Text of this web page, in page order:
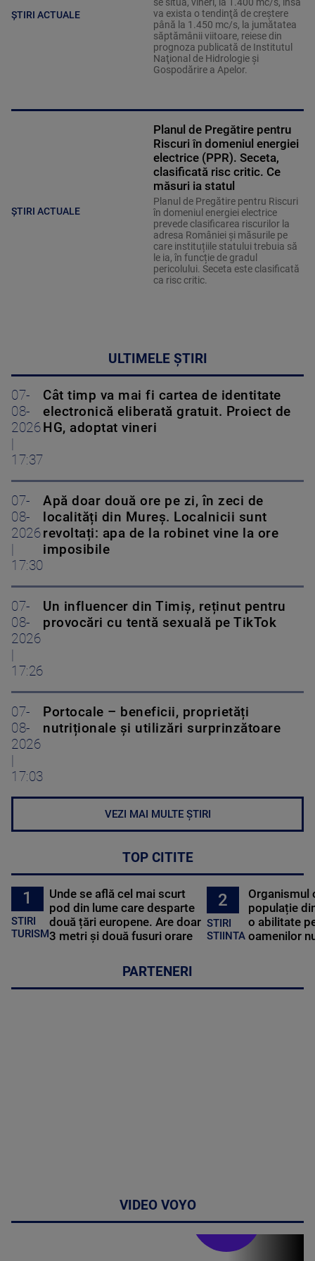
ȘTIRI ACTUALE
va exista o tendinţă de creştere
până la 1.450 mc/s, la jumătatea
săptămânii viitoare, reiese din
prognoza publicată de Institutul
Naţional de Hidrologie şi
Gospodărire a Apelor.
ȘTIRI ACTUALE
Planul de Pregătire pentru
Riscuri în domeniul energiei
electrice (PPR). Seceta,
clasificată risc critic. Ce
măsuri ia statul
Planul de Pregătire pentru Riscuri
în domeniul energiei electrice
prevede clasificarea riscurilor la
adresa României și măsurile pe
care instituțiile statului trebuia să
le ia, în funcție de gradul
pericolului. Seceta este clasificată
ca risc critic.
ULTIMELE ȘTIRI
07-
08-
2026
17:37
Cât timp va mai fi cartea de identitate
electronică eliberată gratuit. Proiect de
HG, adoptat vineri
07-
08-
2026
17:30
Apă doar două ore pe zi, în zeci de
localități din Mureș. Localnicii sunt
revoltați: apa de la robinet vine la ore
imposibile
07-
08-
2026
17:26
Un influencer din Timiș, reținut pentru
provocări cu tentă sexuală pe TikTok
07-
08-
2026
17:03
Portocale – beneficii, proprietăți
nutriționale și utilizări surprinzătoare
VEZI MAI MULTE ȘTIRI
TOP CITITE
1
STIRI
TURISM
Unde se află cel mai scurt
pod din lume care desparte
două țări europene. Are doar
3 metri și două fusuri orare
2
STIRI
STIINTA
Organismul
populație
o abilitate
oamenilor
PARTENERI
VIDEO VOYO